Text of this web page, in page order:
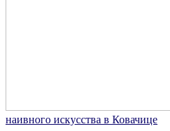
наивного искусства в Ковачице